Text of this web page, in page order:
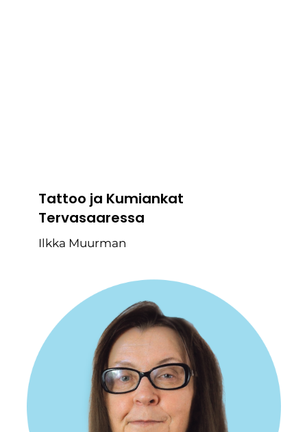
Tattoo ja Kumiankat
Tervasaaressa
Ilkka Muurman